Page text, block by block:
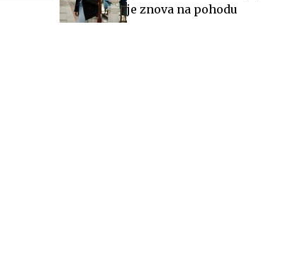
je znova na pohodu